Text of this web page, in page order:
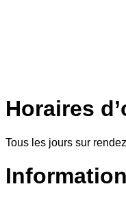
Horaires
Tous les jours sur